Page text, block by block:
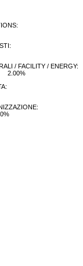
/ FACILITY / ENERGY:
2.00%